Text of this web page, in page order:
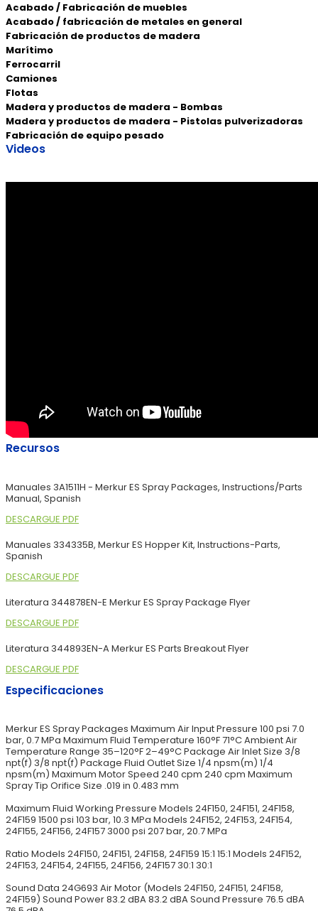
Acabado / Fabricación de muebles
Acabado / fabricación de metales en general
Fabricación de productos de madera
Marítimo
Ferrocarril
Camiones
Flotas
Madera y productos de madera - Bombas
Madera y productos de madera - Pistolas pulverizadoras
Fabricación de equipo pesado
Videos
Recursos
Manuales 3A1511H - Merkur ES Spray Packages, Instructions/Parts
Manual, Spanish
DESCARGUE PDF
Manuales 334335B, Merkur ES Hopper Kit, Instructions-Parts,
Spanish
DESCARGUE PDF
Literatura 344878EN-E Merkur ES Spray Package Flyer
DESCARGUE PDF
Literatura 344893EN-A Merkur ES Parts Breakout Flyer
DESCARGUE PDF
Especificaciones
Merkur ES Spray Packages Maximum Air Input Pressure 100 psi 7.0
bar, 0.7 MPa Maximum Fluid Temperature 160°F 71°C Ambient Air
Temperature Range 35–120°F 2–49°C Package Air Inlet Size 3/8
npt(f) 3/8 npt(f) Package Fluid Outlet Size 1/4 npsm(m) 1/4
npsm(m) Maximum Motor Speed 240 cpm 240 cpm Maximum
Spray Tip Orifice Size .019 in 0.483 mm
Maximum Fluid Working Pressure Models 24F150, 24F151, 24F158,
24F159 1500 psi 103 bar, 10.3 MPa Models 24F152, 24F153, 24F154,
24F155, 24F156, 24F157 3000 psi 207 bar, 20.7 MPa
Ratio Models 24F150, 24F151, 24F158, 24F159 15:1 15:1 Models 24F152,
24F153, 24F154, 24F155, 24F156, 24F157 30:1 30:1
Sound Data 24G693 Air Motor (Models 24F150, 24F151, 24F158,
24F159) Sound Power 83.2 dBA 83.2 dBA Sound Pressure 76.5 dBA